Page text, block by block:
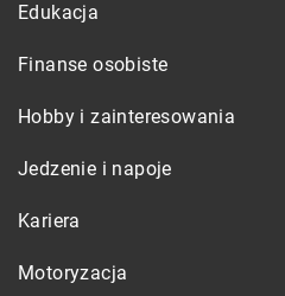
Edukacja
Finanse osobiste
Hobby i zainteresowania
Jedzenie i napoje
Kariera
Motoryzacja